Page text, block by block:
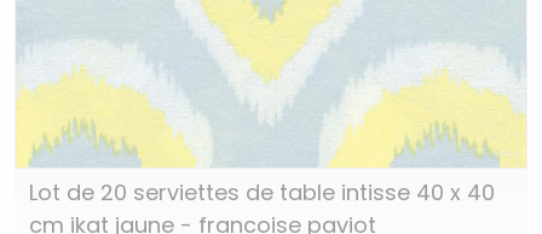
Lot de 20 serviettes de table intisse 40 x 40
cm ikat jaune - francoise paviot